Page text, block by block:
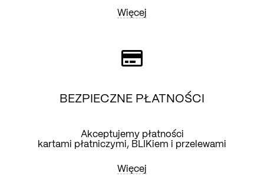
Więcej
BEZPIECZNE PŁATNOŚCI
Akceptujemy płatności
kartami płatniczymi, BLIKiem i przelewami
Więcej